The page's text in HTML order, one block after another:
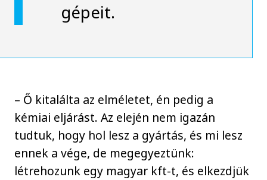
gépeit.
– Ő kitalálta az elméletet, én pedig a
kémiai eljárást. Az elején nem igazán
tudtuk, hogy hol lesz a gyártás, és mi lesz
ennek a vége, de megegyeztünk:
létrehozunk egy magyar kft-t, és elkezdjük